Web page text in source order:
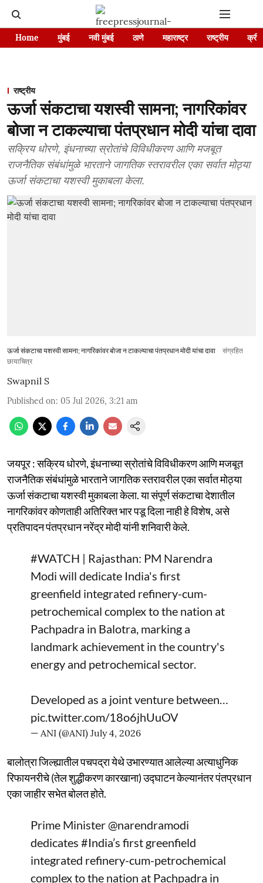
Home मुंबई नवी मुंबई ठाणे महाराष्ट्र राष्ट्रीय
राष्ट्रीय
ऊर्जा संकटाचा यशस्वी सामना; नागरिकांवर
बोजा न टाकल्याचा पंतप्रधान मोदी यांचा दावा
सक्रिय धोरणे, इंधनाच्या स्रोतांचे विविधीकरण आणि मजबूत
राजनैतिक संबंधांमुळे भारताने जागतिक स्तरावरील एका सर्वात मोठ्या
ऊर्जा संकटाचा यशस्वी मुकाबला केला.
ऊर्जा संकटाचा यशस्वी सामना; नागरिकांवर बोजा न टाकल्याचा पंतप्रधान मोदी यांचा दावा
संग्रहित
छायाचित्र
Swapnil S
Published on: 05 Jul 2026, 3:21 am
जयपूर : सक्रिय धोरणे, इंधनाच्या स्रोतांचे विविधीकरण आणि मजबूत
राजनैतिक संबंधांमुळे भारताने जागतिक स्तरावरील एका सर्वात मोठ्या
ऊर्जा संकटाचा यशस्वी मुकाबला केला. या संपूर्ण संकटाचा देशातील
नागरिकांवर कोणताही अतिरिक्त भार पडू दिला नाही हे विशेष, असे
प्रतिपादन पंतप्रधान नरेंद्र मोदी यांनी शनिवारी केले.
#WATCH | Rajasthan: PM Narendra
Modi will dedicate India's first
greenfield integrated refinery-cum-
petrochemical complex to the nation at
Pachpadra in Balotra, marking a
landmark achievement in the country's
energy and petrochemical sector.
Developed as a joint venture between…
pic.twitter.com/18o6jhUuOV
— ANI (@ANI) July 4, 2026
बालोत्रा जिल्ह्यातील पचपद्रा येथे उभारण्यात आलेल्या अत्याधुनिक
रिफायनरीचे (तेल शुद्धीकरण कारखाना) उद्घाटन केल्यानंतर पंतप्रधान
एका जाहीर सभेत बोलत होते.
Prime Minister@narendramodi
dedicates #India’s first greenfield
integrated refinery-cum-petrochemical
complex to the nation at Pachpadra in